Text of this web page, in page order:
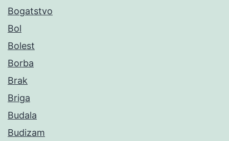
Bogatstvo
Bol
Bolest
Borba
Brak
Briga
Budala
Budizam